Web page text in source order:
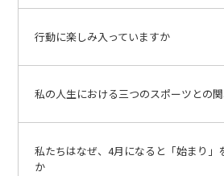
行動に楽しみ入っていますか
私の人生における三つのスポーツとの関
私たちはなぜ、4月になると「始まり」
か